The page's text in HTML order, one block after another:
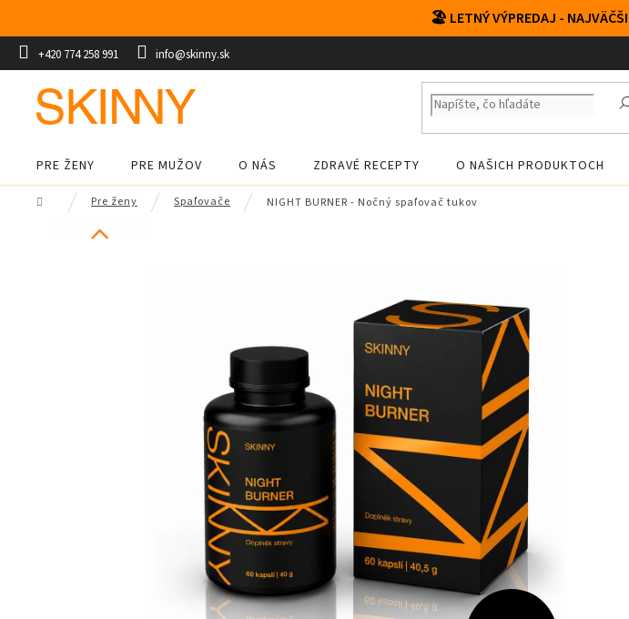
obsah
🏖️ LETNÝ VÝPREDAJ -
+420 774 258 991 info@skinny.sk
PRE ŽENY PRE MUŽOV O NÁS ZDRAVÉ RECEPTY O NAŠICH PRODUKTOCH
Domov Pre ženy Spaľovače NIGHT BURNER - Nočný spaľovač tukov